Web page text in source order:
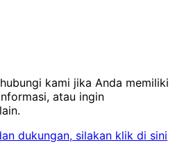
kami jika Anda memiliki
atau ingin
dukungan, silakan klik di sini